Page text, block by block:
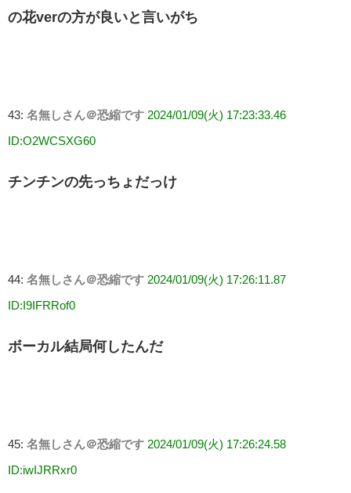
の花verの方が良いと言いがち
43: 名無しさん＠恐縮です 2024/01/09(火) 17:23:33.46
ID:O2WCSXG60
チンチンの先っちょだっけ
44: 名無しさん＠恐縮です 2024/01/09(火) 17:26:11.87
ID:I9IFRRof0
ボーカル結局何したんだ
45: 名無しさん＠恐縮です 2024/01/09(火) 17:26:24.58
ID:iwIJRRxr0